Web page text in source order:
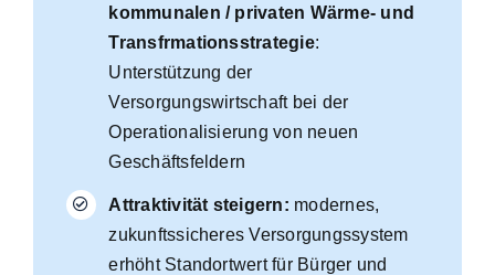
kommunalen / privaten Wärme- und
Transfrmationsstrategie:
Unterstützung der
Versorgungswirtschaft bei der
Operationalisierung von neuen
Geschäftsfeldern
Attraktivität steigern: modernes,
zukunftssicheres Versorgungssystem
erhöht Standortwert für Bürger und